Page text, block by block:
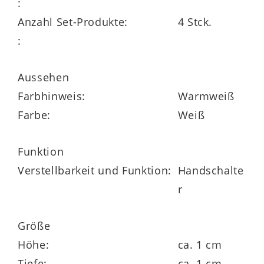
Die schlanken Lichtprofile mit kompakten
(B/LxHxT)
integrieren und bieten zugleich
wirkungsvolle Beleuchtung für stilvolle
Die Vorteile des LED-
:
Anzahl Set-Produkte:
4 Stck.
:
Aussehen
Farbhinweis:
Warmweiß
Farbe:
Weiß
Funktion
Verstellbarkeit und Funktion: Handschalte
r
Größe
Höhe:
ca. 1 cm